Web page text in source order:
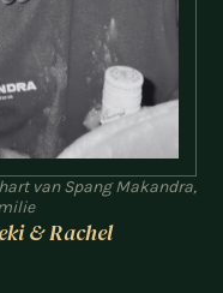
van Spang Makandra,
& Rachel